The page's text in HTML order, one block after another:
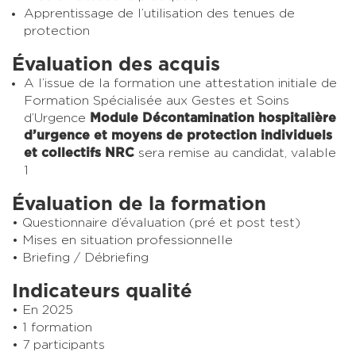
Apprentissage de l’utilisation des tenues de
protection
Évaluation des acquis
A l’issue de la formation une attestation initiale de
Formation Spécialisée aux Gestes et Soins
d’Urgence
Module Décontamination hospitalière
d’urgence et moyens de protection individuels
et collectifs NRC sera remise au candidat, valable
1
Évaluation de la formation
Questionnaire d’évaluation (pré et post test)
Mises en situation professionnelle
Briefing / Débriefing
Indicateurs qualité
En 2025
1 formation
7 participants